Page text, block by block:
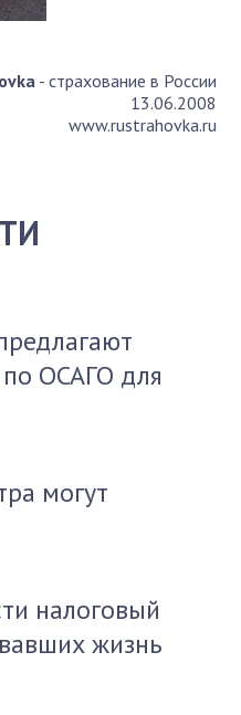
- страхование в России
13.06.2008
www.rustrahovka.ru
ОСАГО для
могут
налоговый
жизнь